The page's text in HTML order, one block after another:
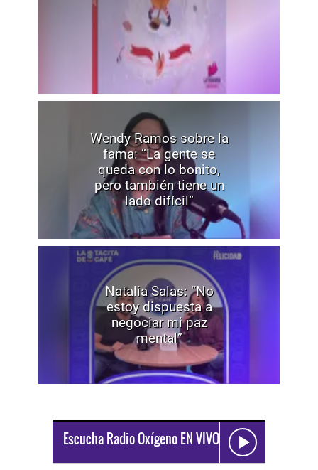
Wendy Ramos sobre la
fama: “La gente se
queda con lo bonito,
pero también tiene un
lado difícil”
Natalia Salas: “No
estoy dispuesta a
negociar mi paz
mental”
Escucha Radio Oxígeno EN VIVO